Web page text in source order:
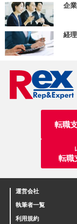
企
経
転職
転職
運営会社
執筆者一覧
利用規約